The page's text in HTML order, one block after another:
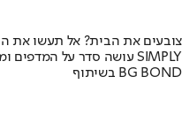
צובעים את הבית? אל תעשו את
מומחה BG BOND עושה סדר על המדפים ומציג את מותג הצבע SIMPLY
בשיתוף BG BOND